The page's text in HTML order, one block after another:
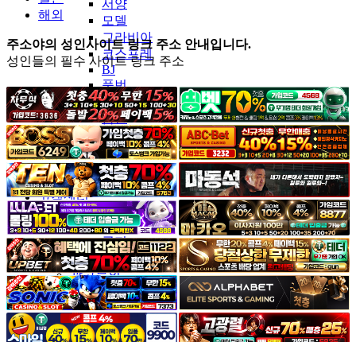
서양
모델
그라비아
코스프레
BJ
품번
후방주의
움짤
스포츠
기타
야썰
고객센터
공지&이벤트
공지
1:1문의
광고문의
해외
주소야의 성인사이트 링크 주소 안내입니다.
성인들의 필수 사이트 링크 주소